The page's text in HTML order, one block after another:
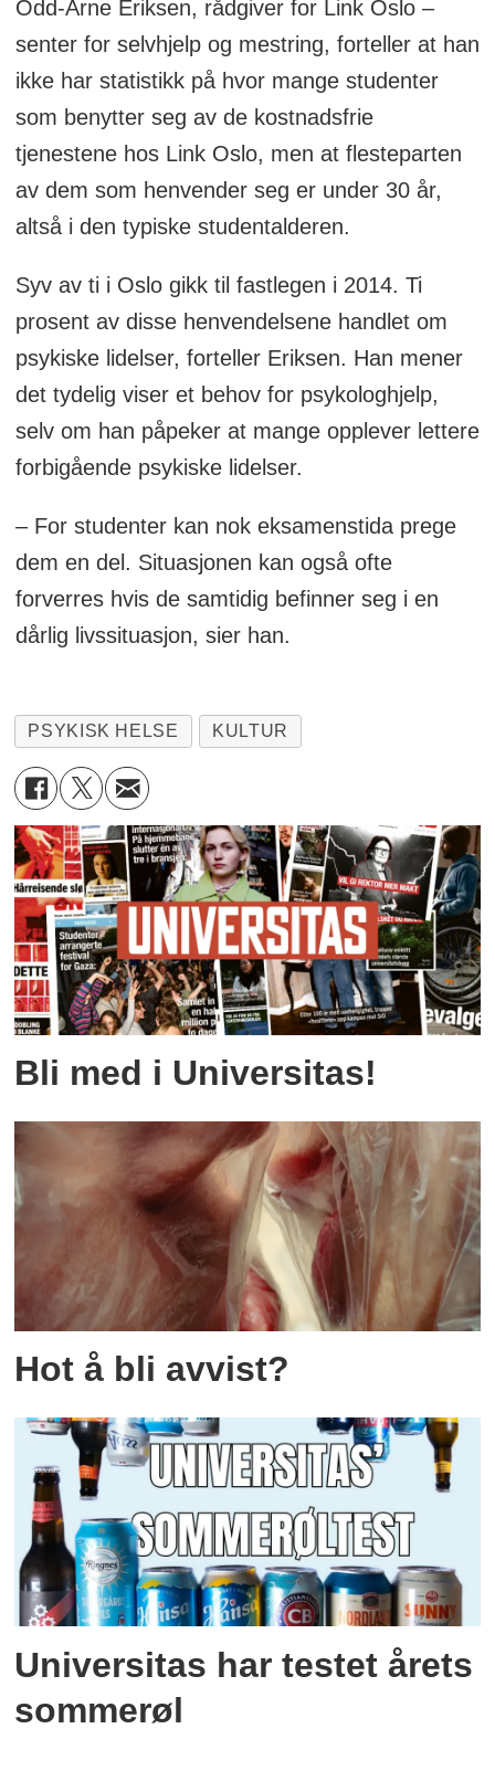
Odd-Arne Eriksen, rådgiver for Link Oslo –
senter for selvhjelp og mestring, forteller at han
ikke har statistikk på hvor mange studenter
som benytter seg av de kostnadsfrie
tjenestene hos Link Oslo, men at flesteparten
av dem som henvender seg er under 30 år,
altså i den typiske studentalderen.
Syv av ti i Oslo gikk til fastlegen i 2014. Ti
prosent av disse henvendelsene handlet om
psykiske lidelser, forteller Eriksen. Han mener
det tydelig viser et behov for psykologhjelp,
selv om han påpeker at mange opplever lettere
forbigående psykiske lidelser.
– For studenter kan nok eksamenstida prege
dem en del. Situasjonen kan også ofte
forverres hvis de samtidig befinner seg i en
dårlig livssituasjon, sier han.
PSYKISK HELSE KULTUR
Bli med i Universitas!
Hot å bli avvist?
Universitas har testet årets
sommerøl